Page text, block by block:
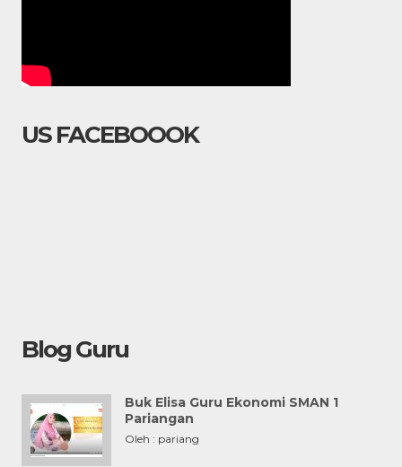
US FACEBOOOK
Blog Guru
Buk Elisa Guru Ekonomi SMAN 1
Pariangan
Oleh : pariang